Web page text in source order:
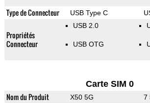
Type de Connecteur
USB Type C
Propriétés
Connecteur
USB 2.0
USB OTG
Carte SIM 0
Nom du Produit X50 5G 7